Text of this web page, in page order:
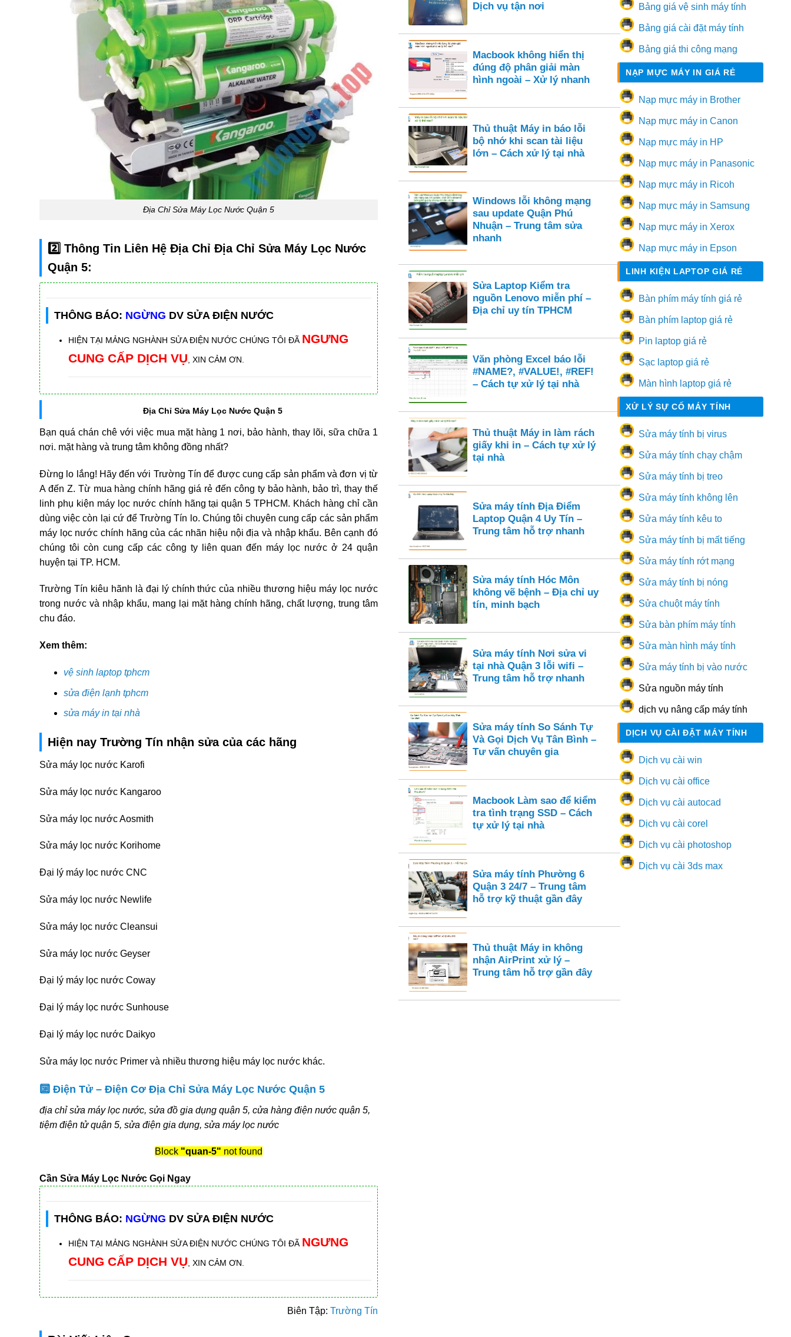
Địa Chỉ Sửa Máy Lọc Nước Quận 5
2️⃣ Thông Tin Liên Hệ Địa Chỉ Địa Chỉ Sửa Máy Lọc Nước
Quận 5:
THÔNG BÁO: NGỪNG DV SỬA ĐIỆN NƯỚC
HIỆN TẠI MẢNG NGHÀNH SỬA ĐIỆN NƯỚC CHÚNG TÔI ĐÃ NGƯNG
CUNG CẤP DỊCH VỤ , XIN CẢM ƠN.
Địa Chỉ Sửa Máy Lọc Nước Quận 5
Bạn quá chán chê với việc mua mặt hàng 1 nơi, bảo hành, thay lõi, sữa chữa 1
nơi. mặt hàng và trung tâm không đồng nhất?
Đừng lo lắng! Hãy đến với Trường Tín để được cung cấp sản phẩm và đơn vị từ
A đến Z. Từ mua hàng chính hãng giá rẻ đến công ty bảo hành, bảo trì, thay thế
linh phụ kiện máy lọc nước chính hãng tại quận 5 TPHCM. Khách hàng chỉ cần
dùng việc còn lại cứ để Trường Tín lo. Chúng tôi chuyên cung cấp các sản phẩm
máy lọc nước chính hãng của các nhãn hiệu nội địa và nhập khẩu. Bên cạnh đó
chúng tôi còn cung cấp các công ty liên quan đến máy lọc nước ở 24 quận
huyện tại TP. HCM.
Trường Tín kiêu hãnh là đại lý chính thức của nhiều thương hiệu máy lọc nước
trong nước và nhập khẩu, mang lại mặt hàng chính hãng, chất lượng, trung tâm
chu đáo.
Xem thêm:
vệ sinh laptop tphcm
sửa điện lạnh tphcm
sửa máy in tại nhà
Hiện nay Trường Tín nhận sửa của các hãng
Sửa máy lọc nước Karofi
Sửa máy lọc nước Kangaroo
Sửa máy lọc nước Aosmith
Sửa máy lọc nước Korihome
Đại lý máy lọc nước CNC
Sửa máy lọc nước Newlife
Sửa máy lọc nước Cleansui
Sửa máy lọc nước Geyser
Đại lý máy lọc nước Coway
Đại lý máy lọc nước Sunhouse
Đại lý máy lọc nước Daikyo
Sửa máy lọc nước Primer và nhiều thương hiệu máy lọc nước khác.
🔟 Điện Tử – Điện Cơ Địa Chỉ Sửa Máy Lọc Nước Quận 5
địa chỉ sửa máy lọc nước, sửa đồ gia dụng quận 5, cửa hàng điện nước quận 5,
tiệm điện tử quận 5, sửa điện gia dụng, sửa máy lọc nước
Block "quan-5" not found
Cần Sửa Máy Lọc Nước Gọi Ngay
THÔNG BÁO: NGỪNG DV SỬA ĐIỆN NƯỚC
HIỆN TẠI MẢNG NGHÀNH SỬA ĐIỆN NƯỚC CHÚNG TÔI ĐÃ NGƯNG
CUNG CẤP DỊCH VỤ , XIN CẢM ƠN.
Biên Tập: Trường Tín
Dịch vụ tận nơi
Macbook không hiển thị
đúng độ phân giải màn
hình ngoài – Xử lý nhanh
Thủ thuật Máy in báo lỗi
bộ nhớ khi scan tài liệu
lớn – Cách xử lý tại nhà
Windows lỗi không mạng
sau update Quận Phú
Nhuận – Trung tâm sửa
nhanh
Sửa Laptop Kiểm tra
nguồn Lenovo miễn phí –
Địa chỉ uy tín TPHCM
Văn phòng Excel báo lỗi
#NAME?, #VALUE!, #REF!
– Cách tự xử lý tại nhà
Thủ thuật Máy in làm rách
giấy khi in – Cách tự xử lý
tại nhà
Sửa máy tính Địa Điểm
Laptop Quận 4 Uy Tín –
Trung tâm hỗ trợ nhanh
Sửa máy tính Hóc Môn
không vẽ bệnh – Địa chỉ uy
tín, minh bạch
Sửa máy tính Nơi sửa vi
tại nhà Quận 3 lỗi wifi –
Trung tâm hỗ trợ nhanh
Sửa máy tính So Sánh Tự
Và Gọi Dịch Vụ Tân Bình –
Tư vấn chuyên gia
Macbook Làm sao để kiểm
tra tình trạng SSD – Cách
tự xử lý tại nhà
Sửa máy tính Phường 6
Quận 3 24/7 – Trung tâm
hỗ trợ kỹ thuật gần đây
Thủ thuật Máy in không
nhận AirPrint xử lý –
Trung tâm hỗ trợ gần đây
Bảng giá vệ sinh máy tính
Bảng giá cài đặt máy tính
Bảng giá thi công mạng
NẠP MỰC MÁY IN GIÁ RẺ
Nạp mực máy in Brother
Nạp mực máy in Canon
Nạp mực máy in HP
Nạp mực máy in Panasonic
Nạp mực máy in Ricoh
Nạp mực máy in Samsung
Nạp mực máy in Xerox
Nạp mực máy in Epson
LINH KIỆN LAPTOP GIÁ RẺ
Bàn phím máy tính giá rẻ
Bàn phím laptop giá rẻ
Pin laptop giá rẻ
Sạc laptop giá rẻ
Màn hình laptop giá rẻ
XỬ LÝ SỰ CỐ MÁY TÍNH
Sửa máy tính bị virus
Sửa máy tính chạy chậm
Sửa máy tính bị treo
Sửa máy tính không lên
Sửa máy tính kêu to
Sửa máy tính bị mất tiếng
Sửa máy tính rớt mạng
Sửa máy tính bị nóng
Sửa chuột máy tính
Sửa bàn phím máy tính
Sửa màn hình máy tính
Sửa máy tính bị vào nước
Sửa nguồn máy tính
dịch vụ nâng cấp máy tính
DỊCH VỤ CÀI ĐẶT MÁY TÍNH
Dịch vụ cài win
Dịch vụ cài office
Dịch vụ cài autocad
Dịch vụ cài corel
Dịch vụ cài photoshop
Dịch vụ cài 3ds max